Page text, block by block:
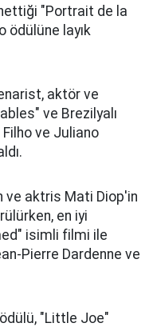
"Portrait de la
ödülüne layık
aktör ve
ve Brezilyalı
ve Juliano
ve aktris Mati Diop'in
en iyi
isimli filmi ile
Pierre Dardenne ve
"Little Joe"